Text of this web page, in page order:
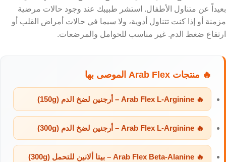
بعيداً عن متناول الأطفال. استشر طبيبك عند وجود حالات مرضية
مزمنة أو إذا كنت تتناول أدوية، ولا سيما في حالات أمراض القلب أو
ارتفاع ضغط الدم. غير مناسب للحوامل والمرضعات.
🔥 منتجات Arab Flex الموصى بها
🔥 Arab Flex L-Arginine – أرجنين لضخ الدم (150g)
🔥 Arab Flex L-Arginine – أرجنين لضخ الدم (300g)
🔥 Arab Flex Beta-Alanine – بيتا ألانين للتحمل (300g)